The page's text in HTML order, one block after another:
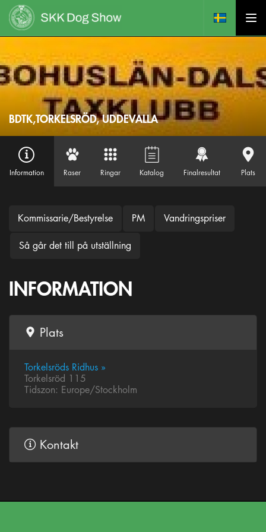
BDTK,TORKELSRÖD, UDDEVALLA
Information Raser Ringar Katalog Finalresultat Plats
Kommissarie/Bestyrelse PM Vandringspriser
Så går det till på utställning
INFORMATION
Plats
Torkelsröds Ridhus »
Torkelsröd 115
Tidszon: Europe/Stockholm
Kontakt